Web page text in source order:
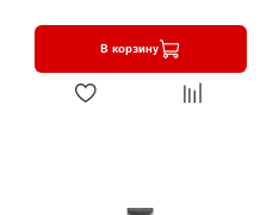
В корзину